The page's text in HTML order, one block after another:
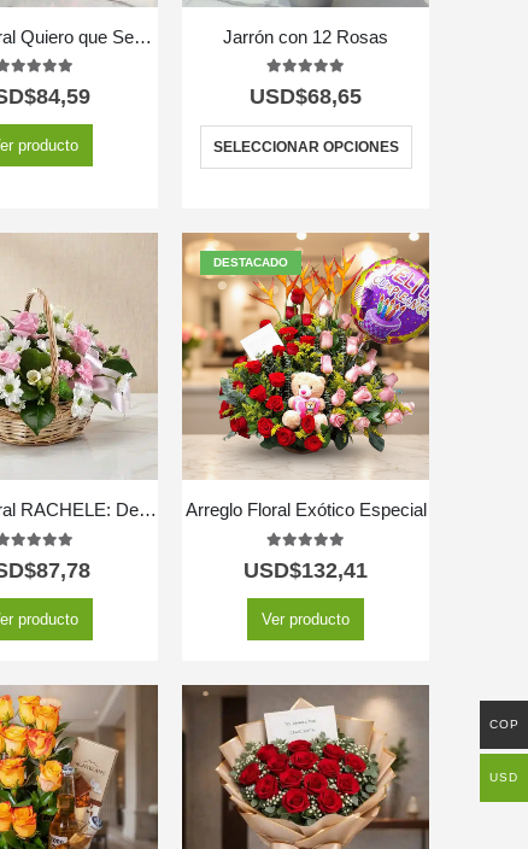
Arreglo Floral Quiero que Sepas
out of 5
84,59
producto
Jarrón con 12 Rosas
out of 5
USD$68,65
SELECCIONAR OPCIONES
Arreglo Floral RACHELE: Delicada Cesta con 12 Rosas Rosadas y Flores de Temporada 🕊️
87,78
producto
DESTACADO
Arreglo Floral Exótico Especial
USD$132,41
Ver producto
COP
USD